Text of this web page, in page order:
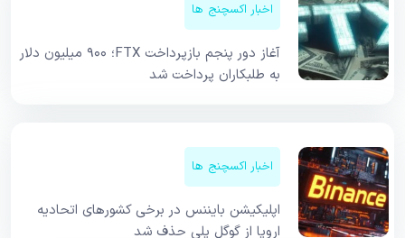
اخبار اکسچنج ها
آغاز دور پنجم بازپرداخت FTX؛ ۹۰۰ میلیون دلار
به طلبکاران پرداخت شد
اخبار اکسچنج ها
اپلیکیشن بایننس در برخی کشورهای اتحادیه
اروپا از گوگل پلی حذف شد